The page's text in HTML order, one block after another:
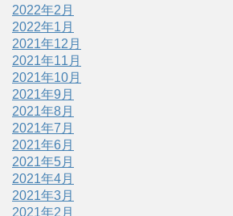
2022年2月
2022年1月
2021年12月
2021年11月
2021年10月
2021年9月
2021年8月
2021年7月
2021年6月
2021年5月
2021年4月
2021年3月
2021年2月